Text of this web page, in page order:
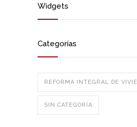
Widgets
Categorías
REFORMA INTEGRAL DE
SIN CATEGORÍA